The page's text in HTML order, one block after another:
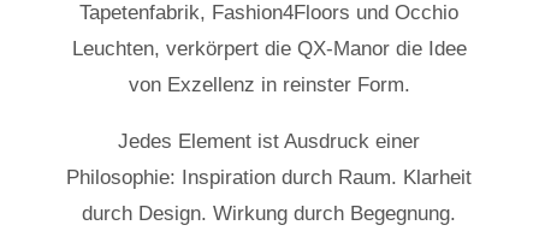
Tapetenfabrik, Fashion4Floors und Occhio
Leuchten, verkörpert die QX-Manor die Idee
von Exzellenz in reinster Form.
Jedes Element ist Ausdruck einer
Philosophie: Inspiration durch Raum. Klarheit
durch Design. Wirkung durch Begegnung.